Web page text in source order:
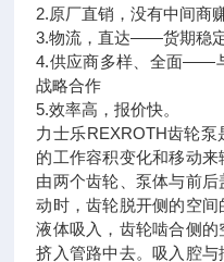
2.原厂直销，没有中间
3.物流，直达——货期稳
4.供应商多样、全面——
战略合作
5.效率高，报价快。
力士乐REXROTH齿轮
的工作容积变化和移动来
由两个齿轮、泵体与前
动时，齿轮脱开侧的空
液体吸入，齿轮啮合侧
挤入管路中去。吸入腔